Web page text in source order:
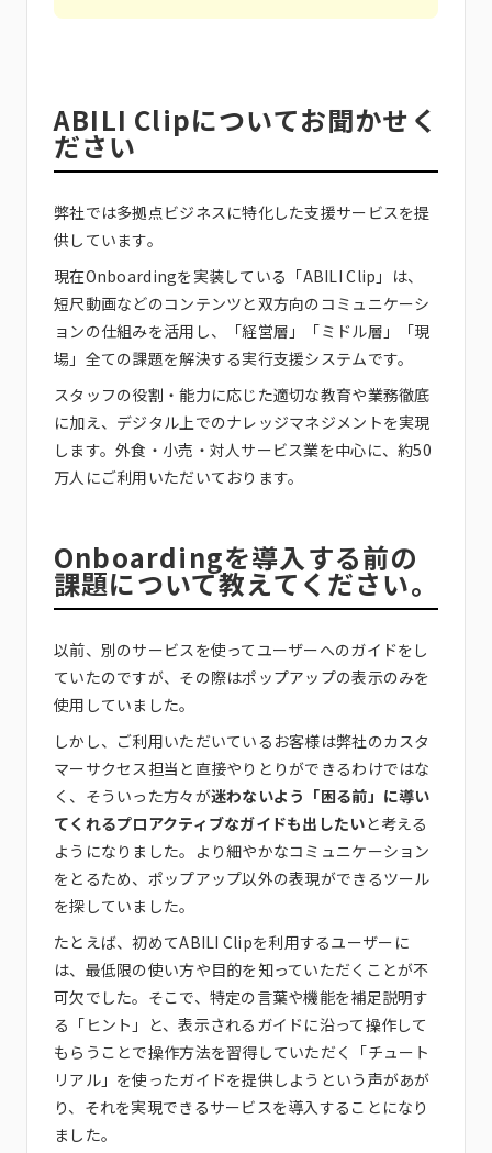
ABILI Clipについてお聞かせく
ださい
弊社では多拠点ビジネスに特化した支援サービスを提
供しています。
現在Onboardingを実装している「ABILI Clip 」は、
短尺動画などのコンテンツと双方向のコミュニケーシ
ョンの仕組みを活用し、「経営層」「ミドル層」「現
場」全ての課題を解決する実行支援システムです。
スタッフの役割・能力に応じた適切な教育や業務徹底
に加え、デジタル上でのナレッジマネジメントを実現
します。外食・小売・対人サービス業を中心に、約50
万人にご利用いただいております。
Onboardingを導入する前の
課題について教えてください。
以前、別のサービスを使ってユーザーへのガイドをし
ていたのですが、その際はポップアップの表示のみを
使用していました。
しかし、ご利用いただいているお客様は弊社のカスタ
マーサクセス担当と直接やりとりができるわけではな
く、そういった方々が迷わないよう「困る前」に導い
てくれるプロアクティブなガイドも出したいと考える
ようになりました。より細やかなコミュニケーション
をとるため、ポップアップ以外の表現ができるツール
を探していました。
たとえば、初めてABILI Clipを利用するユーザーに
は、最低限の使い方や目的を知っていただくことが不
可欠でした。そこで、特定の言葉や機能を補足説明す
る「ヒント」と、表示されるガイドに沿って操作して
もらうことで操作方法を習得していただく「チュート
リアル」を使ったガイドを提供しようという声があが
り、それを実現できるサービスを導入することになり
ました。